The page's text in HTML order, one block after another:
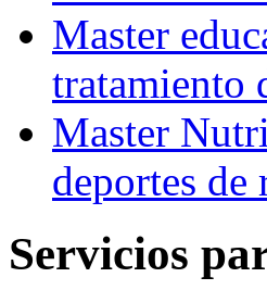
Master
tratamiento
Master
deportes de
Servicios